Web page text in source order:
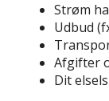
Strøm
Udbud
Afgifter
Dit